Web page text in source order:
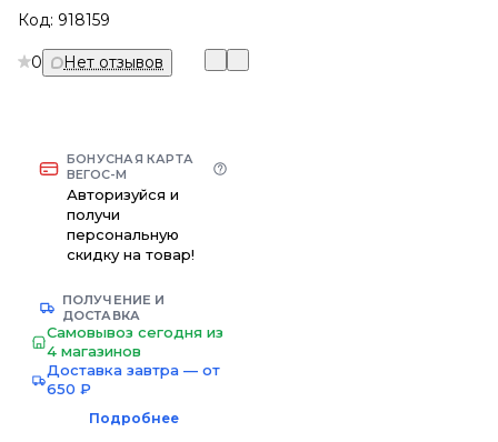
Код: 918159
0 Нет отзывов
БОНУСНАЯ КАРТА
ВЕГОС-М
Авторизуйся и
получи
персональную
скидку на товар!
ПОЛУЧЕНИЕ И
ДОСТАВКА
Самовывоз сегодня из
4 магазинов
Доставка завтра — от
650 ₽
Подробнее